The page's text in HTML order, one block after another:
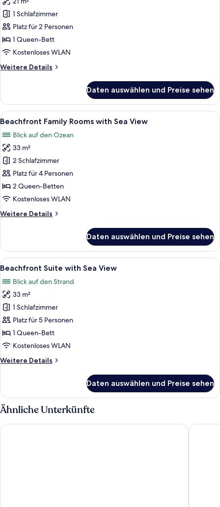
Beachfront
Queen
Room
with
Sea
anzeigen
1 Schlafzimmer
Platz für 2 Personen
1 Queen-Bett
Kostenloses WLAN
Weitere Details
Weitere
Queen
Room
with
View
Daten auswählen und Preise sehen
Alle
Fotos
für
Beachfront
Family
Rooms
with
Sea
anzeigen
Ein Balkon mit Steinboden, weißen
13
Beachfront Family Rooms with Sea View
Blick auf den Ozean
33 m²
2 Schlafzimmer
Platz für 4 Personen
2 Queen-Betten
Kostenloses WLAN
Weitere Details
Weitere
Family
Rooms
with
View
Daten auswählen und Preise sehen
Alle
Fotos
für
Beachfront
Suite
with
Sea
View
Ein Balkon mit Steinboden, weißen
7
Beachfront Suite with Sea View
Blick auf den Strand
33 m²
1 Schlafzimmer
Platz für 5 Personen
1 Queen-Bett
Kostenloses WLAN
Weitere Details
Weitere
Suite
with
Sea
View
Daten auswählen und Preise sehen
Ähnliche Unterkünfte
Living Hotel Green